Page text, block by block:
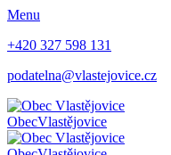
Menu
+420 327 598 131
podatelna@vlastejovice.cz
ObecVlastějovice